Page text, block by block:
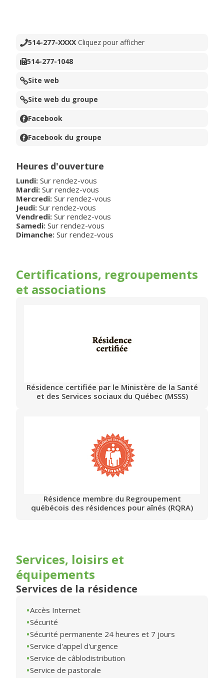
514-277-XXXX Cliquez pour afficher
514-277-1048
Site web
Site web du groupe
Facebook
Facebook du groupe
Heures d'ouverture
Lundi: Sur rendez-vous
Mardi: Sur rendez-vous
Mercredi: Sur rendez-vous
Jeudi: Sur rendez-vous
Vendredi: Sur rendez-vous
Samedi: Sur rendez-vous
Dimanche: Sur rendez-vous
Certifications, regroupements
et associations
Résidence certifiée par le Ministère de la Santé
et des Services sociaux du Québec (MSSS)
Résidence membre du Regroupement
québécois des résidences pour aînés (RQRA)
Services, loisirs et
équipements
Services de la résidence
Accès Internet
Sécurité
Sécurité permanente 24 heures et 7 jours
Service d'appel d'urgence
Service de câblodistribution
Service de pastorale